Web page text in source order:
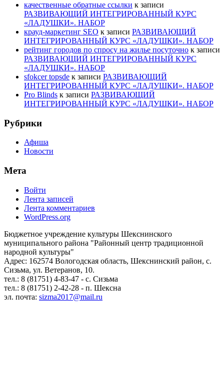
качественные обратные ссылки к записи
РАЗВИВАЮЩИЙ ИНТЕГРИРОВАННЫЙ КУРС
«ЛАДУШКИ». НАБОР
крауд-маркетинг SEO к записи РАЗВИВАЮЩИЙ
ИНТЕГРИРОВАННЫЙ КУРС «ЛАДУШКИ». НАБОР
рейтинг городов по спросу на жилье посуточно к записи
РАЗВИВАЮЩИЙ ИНТЕГРИРОВАННЫЙ КУРС
«ЛАДУШКИ». НАБОР
sfokcer topsde к записи РАЗВИВАЮЩИЙ
ИНТЕГРИРОВАННЫЙ КУРС «ЛАДУШКИ». НАБОР
Pro Blinds к записи РАЗВИВАЮЩИЙ
ИНТЕГРИРОВАННЫЙ КУРС «ЛАДУШКИ». НАБОР
Рубрики
Афиша
Новости
Мета
Войти
Лента записей
Лента комментариев
WordPress.org
Бюджетное учреждение культуры Шекснинского
муниципального района "Районный центр традиционной
народной культуры"
Адрес: 162574 Вологодская область, Шекснинский район, с.
Сизьма, ул. Ветеранов, 10.
тел.: 8 (81751) 4-83-47 - с. Сизьма
тел.: 8 (81751) 2-42-28 - п. Шексна
эл. почта: sizma2017@mail.ru